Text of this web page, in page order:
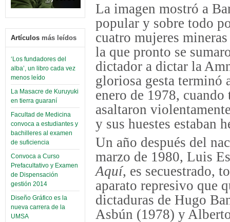
Artículos más leídos
‘Los fundadores del
alba’, un libro cada vez
menos leído
La Masacre de Kuruyuki
en tierra guaraní
Facultad de Medicina
convoca a estudiantes y
bachilleres al examen
de suficiencia
Convoca a Curso
Prefacultativo y Examen
de Dispensación
gestión 2014
Diseño Gráfico es la
nueva carrera de la
UMSA
La imagen mostró a
popular y sobre todo
cuatro mujeres
la que pronto se
dictador a dictar la
gloriosa gesta terminó
enero de 1978,
asaltaron
y sus huestes estaban
Un año después del
marzo de 1980, Luis
Aquí, es secuestrado,
aparato represivo que
dictaduras de Hugo
Asbún (1978) y